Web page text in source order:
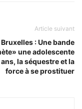
Article suivant
Bruxelles : Une bande
une adolescente
ans, la séquestre et la
force à se prostituer